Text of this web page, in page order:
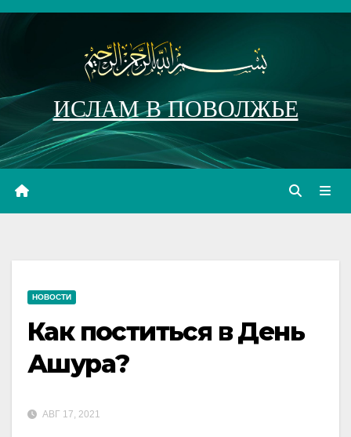
Перейти
ИСЛАМ В ПОВОЛЖЬЕ
НОВОСТИ
Как поститься в День
Ашура?
АВГ 17, 2021